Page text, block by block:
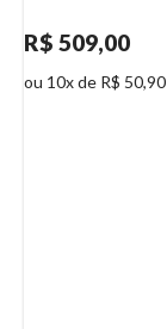
R$ 509,00
ou 10x de R$ 50,90